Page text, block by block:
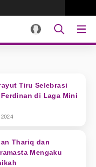
Tiru Selebrasi
di Laga Mini
Thariq dan
Mengaku